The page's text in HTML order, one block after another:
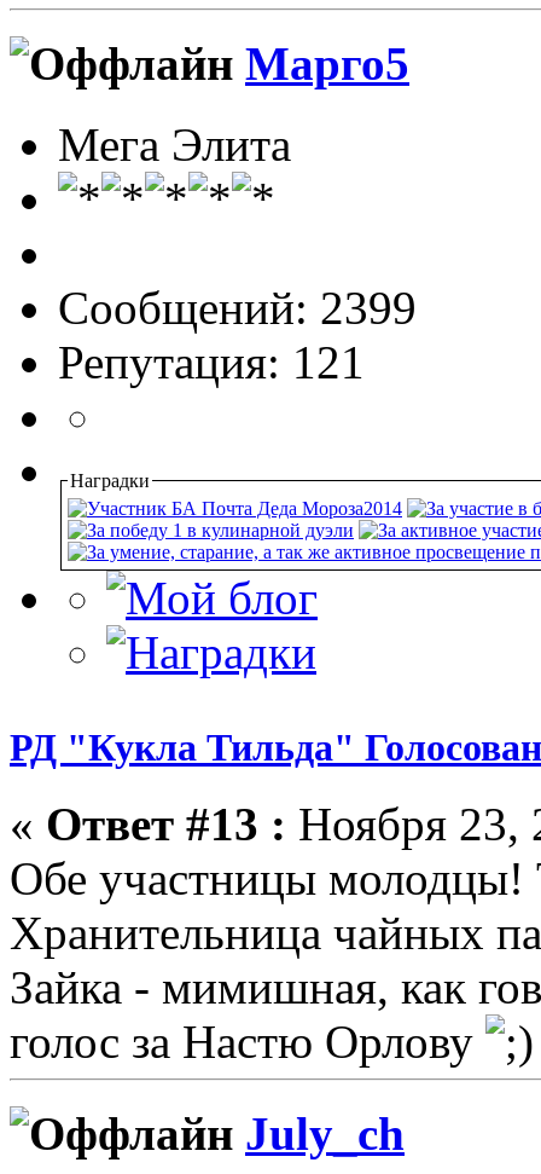
Марго5
Мега Элита
Сообщений: 2399
Репутация: 121
Наградки
РД "Кукла Тильда"
« Ответ #13 : Ноября 23,
Обе участницы молодцы!
Хранительница чайных
Зайка - мимишная, как
голос за Настю Орлову
July_ch